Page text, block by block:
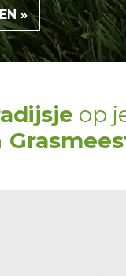
»
op